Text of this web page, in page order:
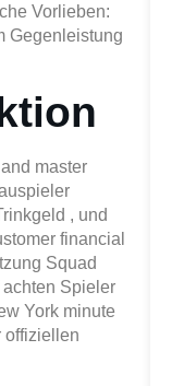
Vorlieben:
Gegenleistung
master
, und
financial
Squad
Spieler
York minute
offiziellen